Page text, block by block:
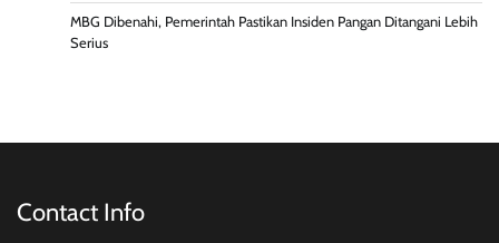
MBG Dibenahi, Pemerintah Pastikan Insiden Pangan Ditangani Lebih
Serius
Contact Info